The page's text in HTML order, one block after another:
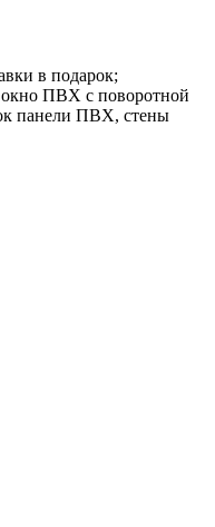
в подарок;
окно ПВХ с поворотной
панели ПВХ, стены